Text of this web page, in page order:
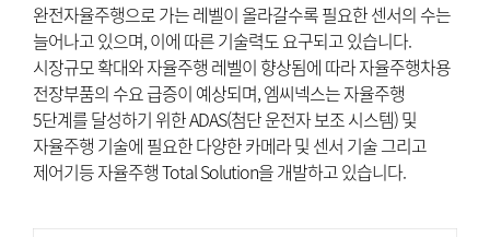
완전자율주행으로 가는 레벨이 올라갈수록 필요한 센서의 수는
늘어나고 있으며, 이에 따른 기술력도 요구되고 있습니다.
시장규모 확대와 자율주행 레벨이 향상됨에 따라 자율주행차용
전장부품의 수요 급증이 예상되며, 엠씨넥스는 자율주행
5단계를 달성하기 위한 ADAS(첨단 운전자 보조 시스템) 및
자율주행 기술에 필요한 다양한 카메라 및 센서 기술 그리고
제어기등 자율주행 Total Solution을 개발하고 있습니다.